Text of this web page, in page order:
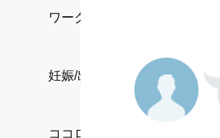
ワークスタイル
妊娠/出産/家族
ココロ/カラダ